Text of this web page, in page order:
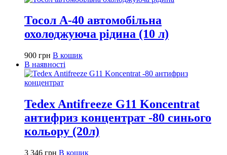
Тосол А-40 автомобільна
охолоджуюча рідина (10 л)
900 грн В кошик
В наявності
Tedex Antifreeze G11 Koncentrat
антифриз концентрат -80 синього
кольору (20л)
3 346 грн В кошик